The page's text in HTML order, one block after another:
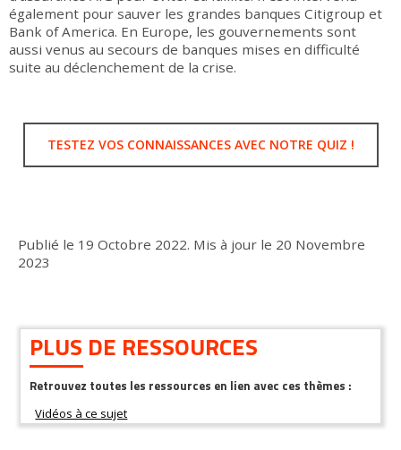
également pour sauver les grandes banques Citigroup et
Bank of America. En Europe, les gouvernements sont
aussi venus au secours de banques mises en difficulté
suite au déclenchement de la crise.
TESTEZ VOS CONNAISSANCES AVEC NOTRE QUIZ !
Publié le 19 Octobre 2022. Mis à jour le 20 Novembre
2023
PLUS DE RESSOURCES
Retrouvez toutes les ressources en lien avec ces thèmes :